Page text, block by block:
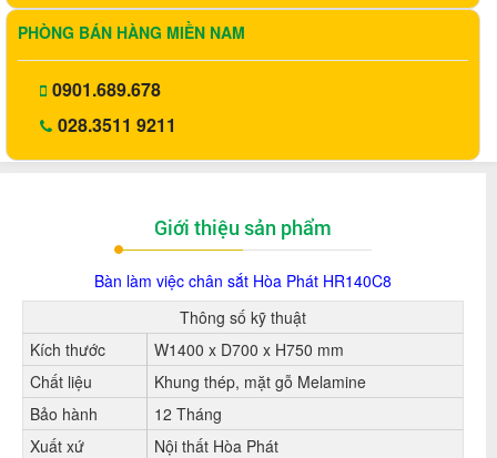
PHÒNG BÁN HÀNG MIỀN NAM
0901.689.678
028.3511 9211
Giới thiệu sản phẩm
Bàn làm việc chân sắt Hòa Phát HR140C8
Thông số kỹ thuật
Kích thước
W1400 x D700 x H750 mm
Chất liệu
Khung thép, mặt gỗ Melamine
Bảo hành
12 Tháng
Xuất xứ
Nội thất Hòa Phát